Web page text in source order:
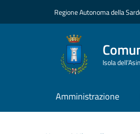
Regione Autonoma della
Isola
Amministrazione